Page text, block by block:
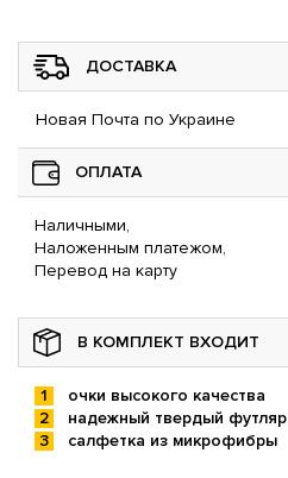
ДОСТАВКА
Новая Почта по Украине
ОПЛАТА
Наличными,
Наложенным платежом,
Перевод на карту
В КОМПЛЕКТ ВХОДИТ
очки высокого качества
надежный твердый футляр
салфетка из микрофибры